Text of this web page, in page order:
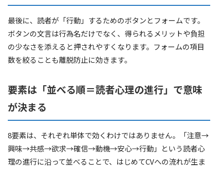
最後に、読者が「行動」するためのボタンとフォームです。
ボタンの文言は行為名だけでなく、得られるメリットや負担
の少なさを添えると押されやすくなります。フォームの項目
数を絞ることも離脱防止に効きます。
要素は「並べる順＝読者心理の進行」で意味
が決まる
8要素は、それぞれ単体で効くわけではありません。「注意→
興味→共感→欲求→確信→動機→安心→行動」という読者心
理の進行に沿って並べることで、はじめてCVへの流れが生ま